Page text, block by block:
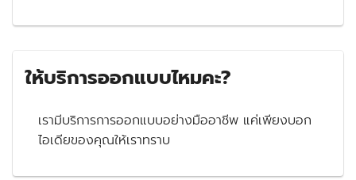
ให้บริการออกแบบไหมคะ?
เรามีบริการการออกแบบอย่างมืออาชีพ แค่เพียงบอก
ไอเดียของคุณให้เราทราบ